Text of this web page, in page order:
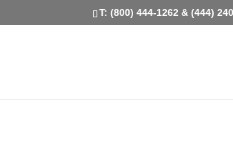
T: (800) 444-1262 & (444)